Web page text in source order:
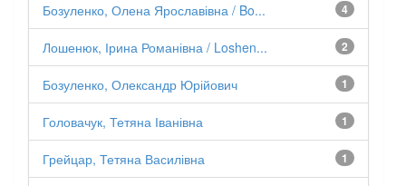
4
Бозуленко, Олена Ярославівна / Bo...
2
Лошенюк, Ірина Романівна / Loshen...
1
Бозуленко, Олександр Юрійович
1
Головачук, Тетяна Іванівна
1
Грейцар, Тетяна Василівна